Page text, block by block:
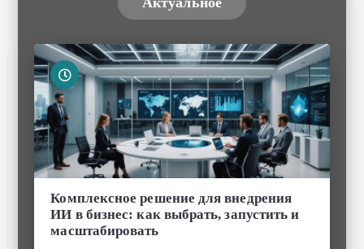
Комплексное решение для внедрения
ИИ в бизнес: как выбрать, запустить и
масштабировать
Искусственный интеллект перестал быть набором
отдельных экспериментальных инструментов. Для
бизнеса он становится частью единой системы, которая